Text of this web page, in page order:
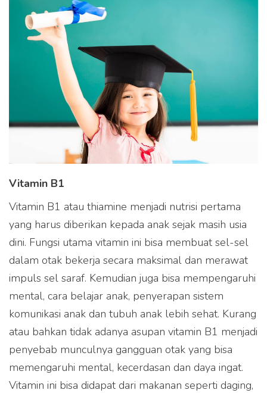
Vitamin B1
Vitamin B1 atau thiamine menjadi nutrisi pertama
yang harus diberikan kepada anak sejak masih usia
dini. Fungsi utama vitamin ini bisa membuat sel-sel
dalam otak bekerja secara maksimal dan merawat
impuls sel saraf. Kemudian juga bisa mempengaruhi
mental, cara belajar anak, penyerapan sistem
komunikasi anak dan tubuh anak lebih sehat. Kurang
atau bahkan tidak adanya asupan vitamin B1 menjadi
penyebab munculnya gangguan otak yang bisa
memengaruhi mental, kecerdasan dan daya ingat.
Vitamin ini bisa didapat dari makanan seperti daging,